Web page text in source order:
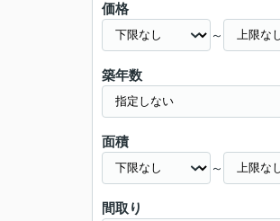
価格
～
築年数
面積
～
間取り